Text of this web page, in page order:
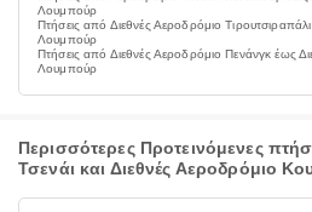
Λουμπούρ
Πτήσεις από Διεθνές Αεροδρόμιο
Λουμπούρ
Πτήσεις από Διεθνές Αεροδρόμιο Πενάνγκ έως
Λουμπούρ
Περισσότερες Προτεινόμενες
Τσενάι και Διεθνές Αεροδρόμιο